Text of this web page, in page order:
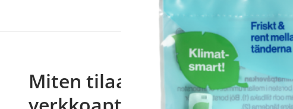
Miten tilaan reseptilääkkeitä